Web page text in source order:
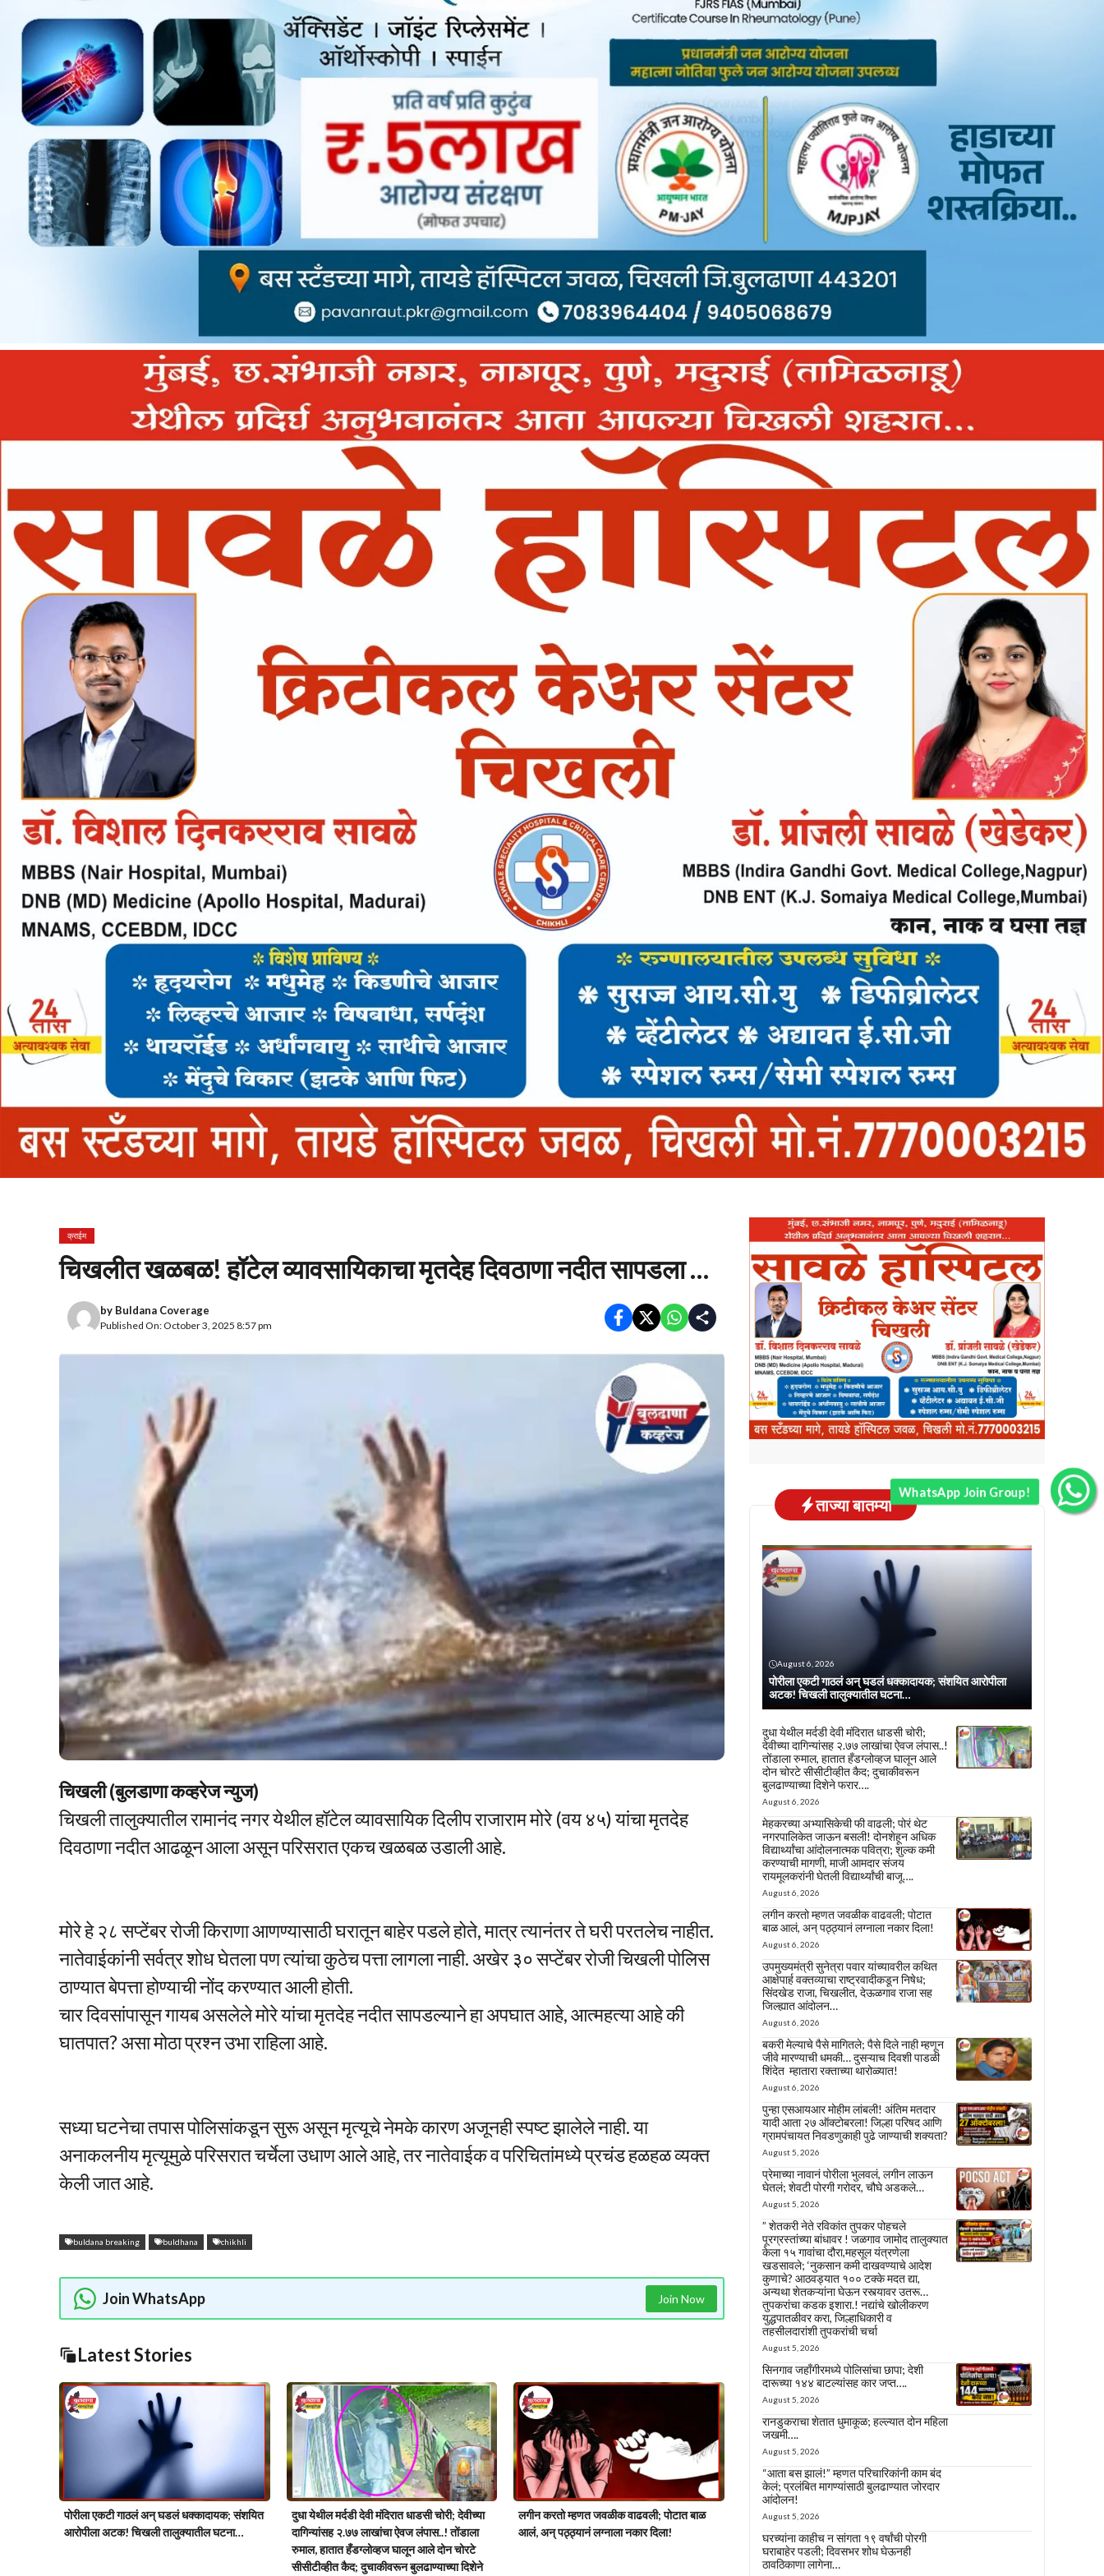
क्राईम
चिखलीत खळबळ! हॉटेल व्यावसायिकाचा मृतदेह दिवठाणा नदीत सापडला …
by Buldana Coverage
Published On: October 3, 2025 8:57 pm
चिखली (बुलडाणा कव्हरेज न्युज)
चिखली तालुक्यातील रामानंद नगर येथील हॉटेल व्यावसायिक दिलीप राजाराम मोरे (वय ४५) यांचा मृतदेह
दिवठाणा नदीत आढळून आला असून परिसरात एकच खळबळ उडाली आहे.
मोरे हे २८ सप्टेंबर रोजी किराणा आणण्यासाठी घरातून बाहेर पडले होते, मात्र त्यानंतर ते घरी परतलेच नाहीत.
नातेवाईकांनी सर्वत्र शोध घेतला पण त्यांचा कुठेच पत्ता लागला नाही. अखेर ३० सप्टेंबर रोजी चिखली पोलिस
ठाण्यात बेपत्ता होण्याची नोंद करण्यात आली होती.
चार दिवसांपासून गायब असलेले मोरे यांचा मृतदेह नदीत सापडल्याने हा अपघात आहे, आत्महत्या आहे की
घातपात? असा मोठा प्रश्न उभा राहिला आहे.
सध्या घटनेचा तपास पोलिसांकडून सुरू असून मृत्यूचे नेमके कारण अजूनही स्पष्ट झालेले नाही. या
अनाकलनीय मृत्यूमुळे परिसरात चर्चेला उधाण आले आहे, तर नातेवाईक व परिचितांमध्ये प्रचंड हळहळ व्यक्त
केली जात आहे.
buldana breaking buldhana chikhli
Join WhatsApp Join Now
Latest Stories
पोरीला एकटी गाठलं अन् घडलं धक्कादायक; संशयित
आरोपीला अटक! चिखली तालुक्यातील घटना…
दुधा येथील मर्दडी देवी मंदिरात धाडसी चोरी; देवीच्या
दागिन्यांसह २.७७ लाखांचा ऐवज लंपास..! तोंडाला
रुमाल, हातात हँडग्लोव्हज घालून आले दोन चोरटे
सीसीटीव्हीत कैद; दुचाकीवरून बुलढाण्याच्या दिशेने
लगीन करतो म्हणत जवळीक वाढवली; पोटात बाळ
आलं, अन् पठ्ठ्यानं लग्नाला नकार दिला!
ताज्या बातम्या
August 6, 2026
पोरीला एकटी गाठलं अन् घडलं धक्कादायक; संशयित आरोपीला
अटक! चिखली तालुक्यातील घटना…
दुधा येथील मर्दडी देवी मंदिरात धाडसी चोरी;
देवीच्या दागिन्यांसह २.७७ लाखांचा ऐवज लंपास..!
तोंडाला रुमाल, हातात हँडग्लोव्हज घालून आले
दोन चोरटे सीसीटीव्हीत कैद; दुचाकीवरून
बुलढाण्याच्या दिशेने फरार….
August 6, 2026
मेहकरच्या अभ्यासिकेची फी वाढली; पोरं थेट
नगरपालिकेत जाऊन बसली! दोनशेहून अधिक
विद्यार्थ्यांचा आंदोलनात्मक पवित्रा; शुल्क कमी
करण्याची मागणी, माजी आमदार संजय
रायमूलकरांनी घेतली विद्यार्थ्यांची बाजू….
August 6, 2026
लगीन करतो म्हणत जवळीक वाढवली; पोटात
बाळ आलं, अन् पठ्ठ्यानं लग्नाला नकार दिला!
August 6, 2026
उपमुख्यमंत्री सुनेत्रा पवार यांच्यावरील कथित
आक्षेपार्ह वक्तव्याचा राष्ट्रवादीकडून निषेध;
सिंदखेड राजा, चिखलीत, देऊळगाव राजा सह
जिल्ह्यात आंदोलन…
August 6, 2026
बकरी मेल्याचे पैसे मागितले; पैसे दिले नाही म्हणून
जीवे मारण्याची धमकी… दुसऱ्याच दिवशी पाडळी
शिंदेत म्हातारा रक्ताच्या थारोळ्यात!
August 6, 2026
पुन्हा एसआयआर मोहीम लांबली! अंतिम मतदार
यादी आता २७ ऑक्टोबरला! जिल्हा परिषद आणि
ग्रामपंचायत निवडणुकाही पुढे जाण्याची शक्यता?
August 5, 2026
प्रेमाच्या नावानं पोरीला भुलवलं, लगीन लाऊन
घेतलं; शेवटी पोरगी गरोदर, चौघे अडकले…
August 5, 2026
” शेतकरी नेते रविकांत तुपकर पोहचले
पूरग्रस्तांच्या बांधावर ! जळगाव जामोद तालुक्यात
केला १५ गावांचा दौरा,महसूल यंत्रणेला
खडसावले; ‘नुकसान कमी दाखवण्याचे आदेश
कुणाचे? आठवड्यात १०० टक्के मदत द्या,
अन्यथा शेतकऱ्यांना घेऊन रस्त्यावर उतरू…
तुपकरांचा कडक इशारा.! नद्यांचे खोलीकरण
युद्धपातळीवर करा, जिल्हाधिकारी व
तहसीलदारांशी तुपकरांची चर्चा
August 5, 2026
सिनगाव जहाँगीरमध्ये पोलिसांचा छापा; देशी
दारूच्या १४४ बाटल्यांसह कार जप्त….
August 5, 2026
रानडुकराचा शेतात धुमाकूळ; हल्ल्यात दोन महिला
जखमी….
August 5, 2026
“आता बस झालं!” म्हणत परिचारिकांनी काम बंद
केलं; प्रलंबित मागण्यांसाठी बुलढाण्यात जोरदार
आंदोलन!
August 5, 2026
घरच्यांना काहीच न सांगता १९ वर्षांची पोरगी
घराबाहेर पडली; दिवसभर शोध घेऊनही
ठावठिकाणा लागेना…
WhatsApp Join Group!